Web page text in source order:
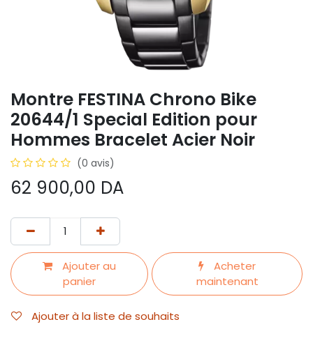
Montre FESTINA Chrono Bike
20644/1 Special Edition pour
Hommes Bracelet Acier Noir
(0 avis)
62 900,00 DA
Ajouter au
panier
Acheter
maintenant
Ajouter à la liste de souhaits